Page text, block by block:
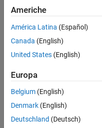
Americhe
América Latina (Español)
Canada (English)
United States (English)
Europa
Belgium (English)
Denmark (English)
Deutschland (Deutsch)
Centro di fiducia
Antipirateria
Stato